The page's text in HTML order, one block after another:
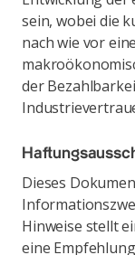
sein, wobei die
nach wie vor
der
Dieses
Hinweise stellt
eine